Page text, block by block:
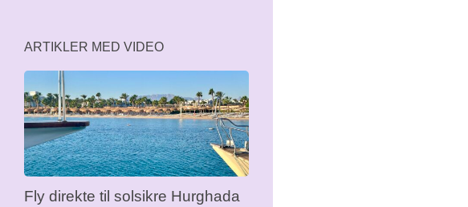
ARTIKLER MED VIDEO
Fly direkte til solsikre Hurghada